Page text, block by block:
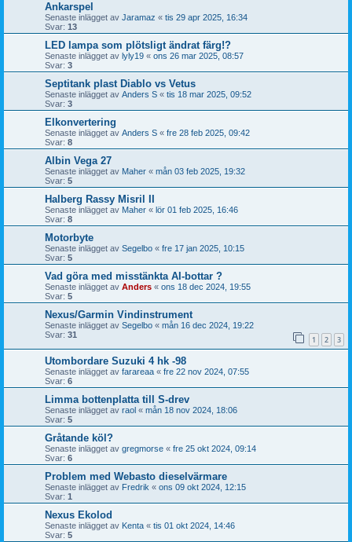
Ankarspel
Senaste inlägget av Jaramaz « tis 29 apr 2025, 16:34
Svar: 13
LED lampa som plötsligt ändrat färg!?
Senaste inlägget av lyly19 « ons 26 mar 2025, 08:57
Svar: 3
Septitank plast Diablo vs Vetus
Senaste inlägget av Anders S « tis 18 mar 2025, 09:52
Svar: 3
Elkonvertering
Senaste inlägget av Anders S « fre 28 feb 2025, 09:42
Svar: 8
Albin Vega 27
Senaste inlägget av Maher « mån 03 feb 2025, 19:32
Svar: 5
Halberg Rassy Misril II
Senaste inlägget av Maher « lör 01 feb 2025, 16:46
Svar: 8
Motorbyte
Senaste inlägget av Segelbo « fre 17 jan 2025, 10:15
Svar: 5
Vad göra med misstänkta AI-bottar ?
Senaste inlägget av Anders « ons 18 dec 2024, 19:55
Svar: 5
Nexus/Garmin Vindinstrument
Senaste inlägget av Segelbo « mån 16 dec 2024, 19:22
Svar: 31 1 2 3
Utombordare Suzuki 4 hk -98
Senaste inlägget av farareaa « fre 22 nov 2024, 07:55
Svar: 6
Limma bottenplatta till S-drev
Senaste inlägget av raol « mån 18 nov 2024, 18:06
Svar: 5
Gråtande köl?
Senaste inlägget av gregmorse « fre 25 okt 2024, 09:14
Svar: 6
Problem med Webasto dieselvärmare
Senaste inlägget av Fredrik « ons 09 okt 2024, 12:15
Svar: 1
Nexus Ekolod
Senaste inlägget av Kenta « tis 01 okt 2024, 14:46
Svar: 5